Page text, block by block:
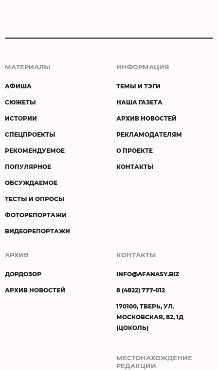
МАТЕРИАЛЫ
АФИША
СЮЖЕТЫ
ИСТОРИИ
СПЕЦПРОЕКТЫ
РЕКОМЕНДУЕМОЕ
ПОПУЛЯРНОЕ
ОБСУЖДАЕМОЕ
ТЕСТЫ И ОПРОСЫ
ФОТОРЕПОРТАЖИ
ВИДЕОРЕПОРТАЖИ
ИНФОРМАЦИЯ
ТЕМЫ И ТЭГИ
НАША ГАЗЕТА
АРХИВ НОВОСТЕЙ
РЕКЛАМОДАТЕЛЯМ
О ПРОЕКТЕ
КОНТАКТЫ
АРХИВ
ДОРДОЗОР
АРХИВ НОВОСТЕЙ
КОНТАКТЫ
INFO@AFANASY.BIZ
8 (4822) 777-012
170100, ТВЕРЬ, УЛ.
МОСКОВСКАЯ, 82, 1Д
(ЦОКОЛЬ)
МЕСТОНАХОЖДЕНИЕ
РЕДАКЦИИ